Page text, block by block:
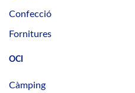
Confecció
Fornitures
OCI
Càmping